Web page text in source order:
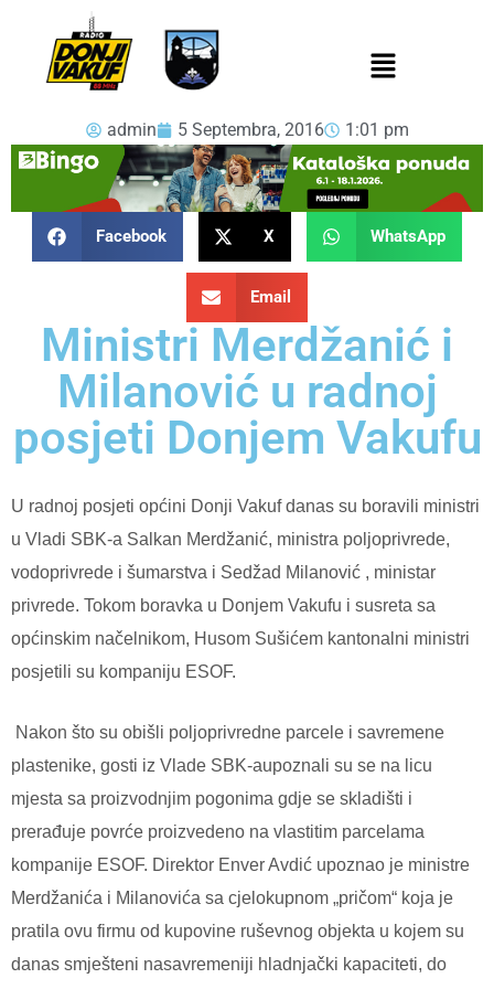
admin 5 Septembra, 2016 1:01 pm
Facebook X WhatsApp
Email
Ministri Merdžanić i
Milanović u radnoj
posjeti Donjem Vakufu
U radnoj posjeti općini Donji Vakuf danas su boravili ministri
u Vladi SBK-a Salkan Merdžanić, ministra poljoprivrede,
vodoprivrede i šumarstva i Sedžad Milanović , ministar
privrede. Tokom boravka u Donjem Vakufu i susreta sa
općinskim načelnikom, Husom Sušićem kantonalni ministri
posjetili su kompaniju ESOF.
Nakon što su obišli poljoprivredne parcele i savremene
plastenike, gosti iz Vlade SBK-aupoznali su se na licu
mjesta sa proizvodnjim pogonima gdje se skladišti i
prerađuje povrće proizvedeno na vlastitim parcelama
kompanije ESOF. Direktor Enver Avdić upoznao je ministre
Merdžanića i Milanovića sa cjelokupnom „pričom“ koja je
pratila ovu firmu od kupovine ruševnog objekta u kojem su
danas smješteni nasavremeniji hladnjački kapaciteti, do